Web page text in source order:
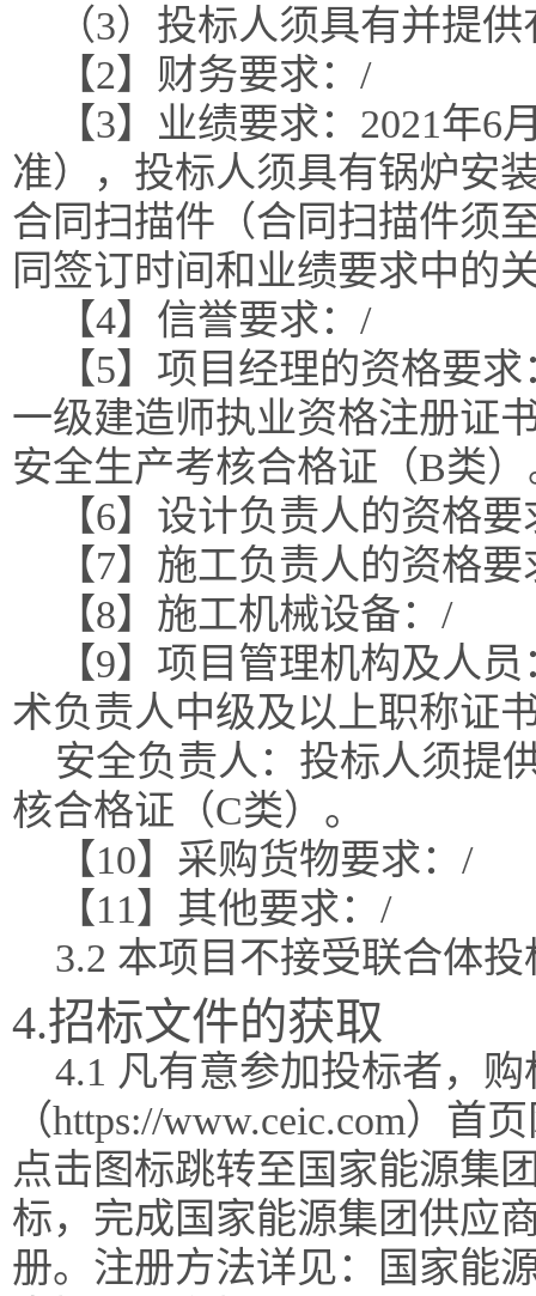
（3）投标人须具有并提
【2】财务要求：/
【3】业绩要求：2021年
准），投标人须具有锅炉安
合同扫描件（合同扫描件须
同签订时间和业绩要求中的
【4】信誉要求：/
【5】项目经理的资格要
一级建造师执业资格注册证
安全生产考核合格证（B类
【6】设计负责人的资格
【7】施工负责人的资格
【8】施工机械设备：/
【9】项目管理机构及人
术负责人中级及以上职称证
安全负责人：投标人须提
核合格证（C类）。
【10】采购货物要求：/
【11】其他要求：/
3.2 本项目不接受联合体投
4.招标文件的获取
4.1 凡有意参加投标者，
（https://www.ceic.com）首
点击图标跳转至国家能源集
标，完成国家能源集团供应
册。注册方法详见：国家能